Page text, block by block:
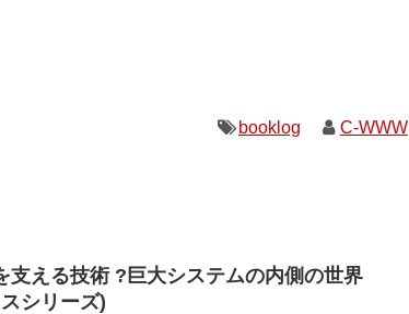
booklog C-WWW
える技術 ?巨大システムの内側の世界
シリーズ)